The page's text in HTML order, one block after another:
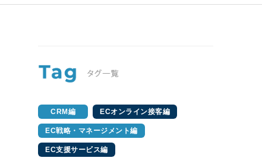
CRM編 ECオンライン接客編
EC戦略・マネージメント編
EC支援サービス編